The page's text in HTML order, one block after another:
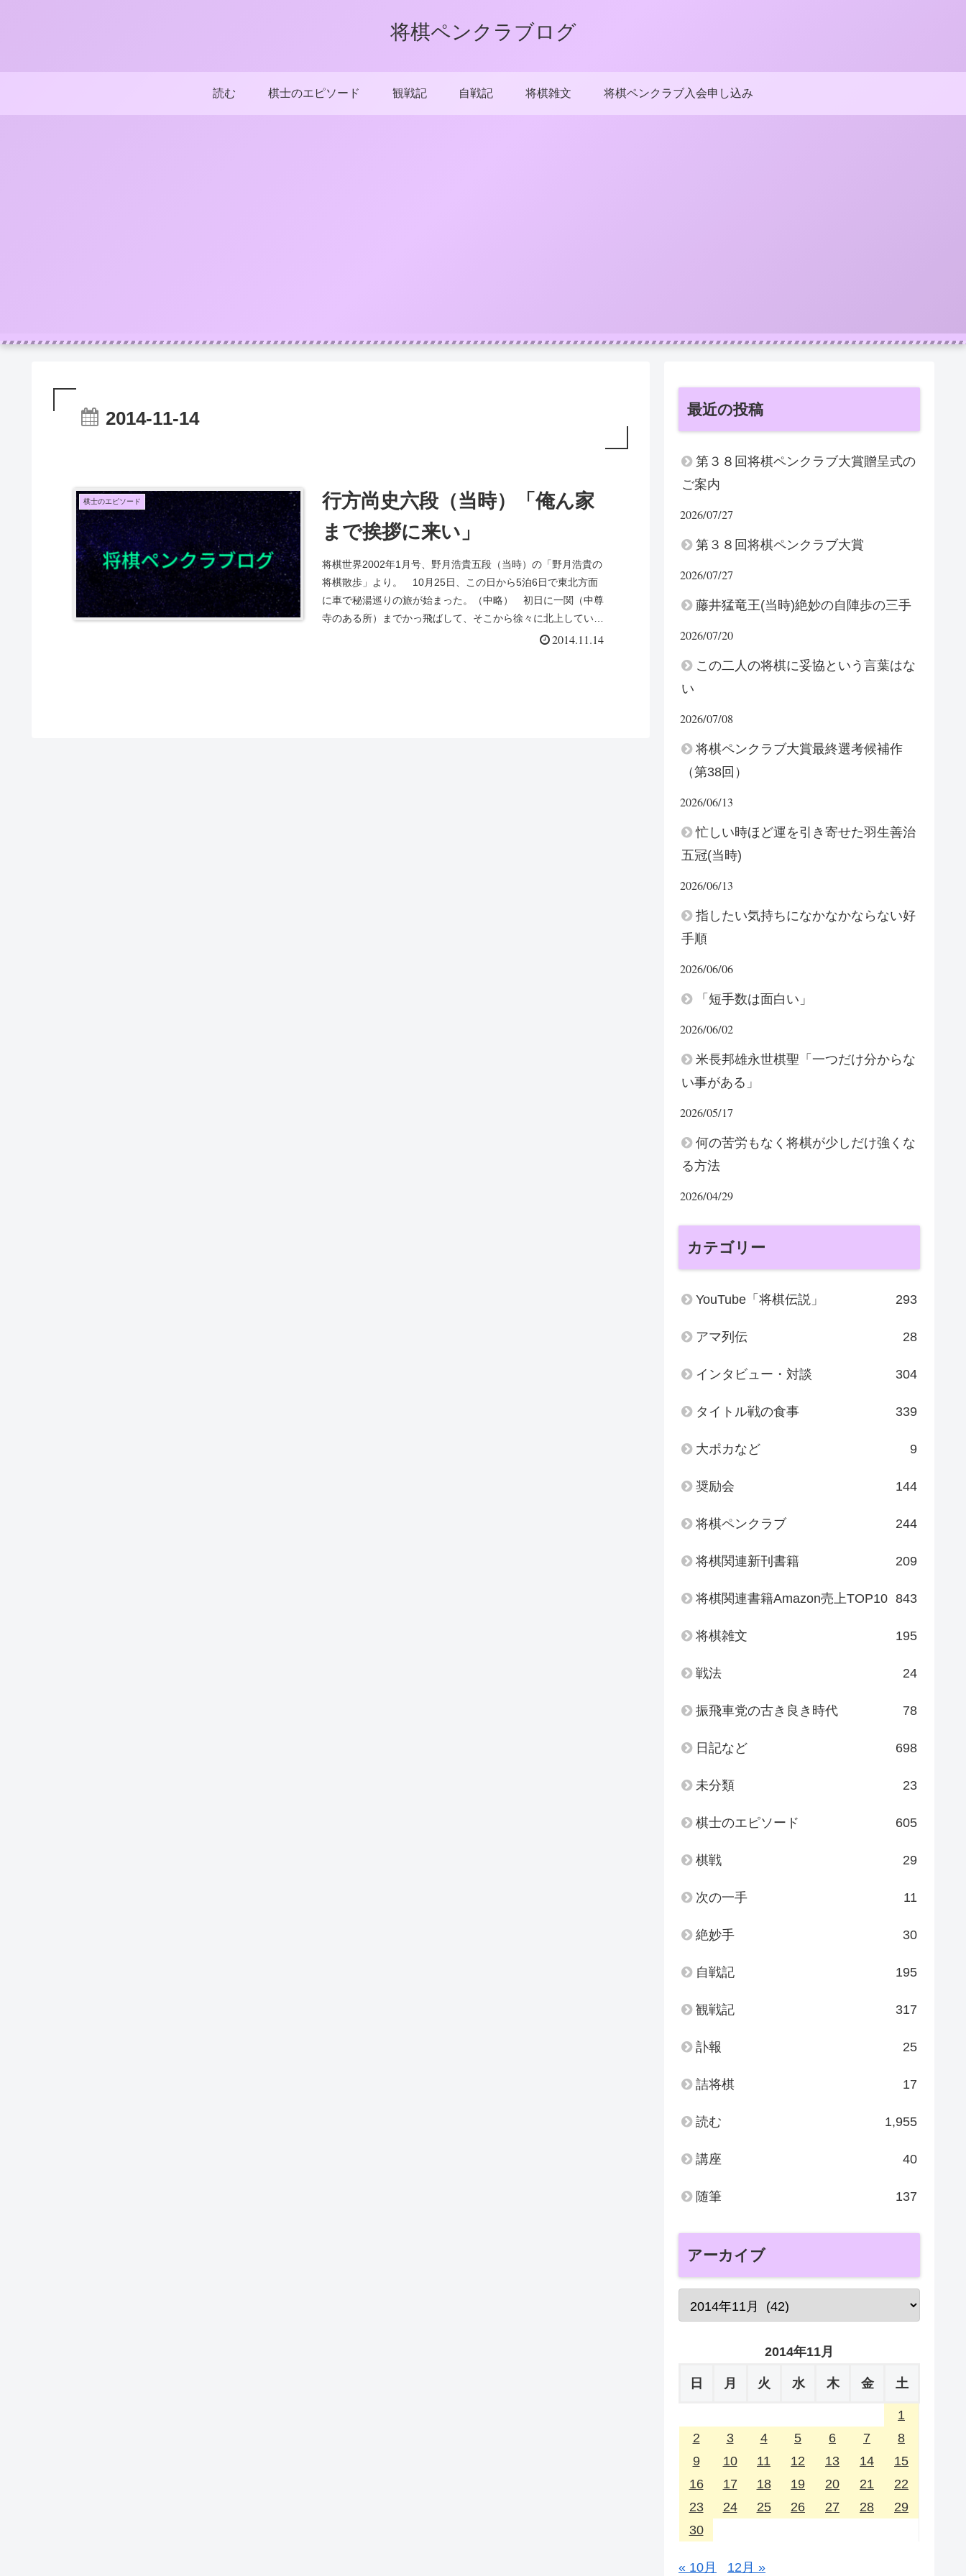
将棋ペンクラブログ
読む 棋士のエピソード 観戦記 自戦記 将棋雑文 将棋ペンクラブ入会申し込み
2014-11-14
棋士のエピソード
行方尚史六段（当時）「俺ん家
まで挨拶に来い」
将棋世界2002年1月号、野月浩貴五段（当時）の「野月浩貴の
将棋散歩」より。 10月25日、この日から5泊6日で東北方面
に車で秘湯巡りの旅が始まった。（中略） 初日に一関（中尊
寺のある所）までかっ飛ばして、そこから徐々に北上していく
2014.11.14
最近の投稿
第３８回将棋ペンクラブ大賞贈呈式の
ご案内
2026/07/27
第３８回将棋ペンクラブ大賞
2026/07/27
藤井猛竜王(当時)絶妙の自陣歩の三手
2026/07/20
この二人の将棋に妥協という言葉はな
い
2026/07/08
将棋ペンクラブ大賞最終選考候補作
（第38回）
2026/06/13
忙しい時ほど運を引き寄せた羽生善治
五冠(当時)
2026/06/13
指したい気持ちになかなかならない好
手順
2026/06/06
「短手数は面白い」
2026/06/02
米長邦雄永世棋聖「一つだけ分からな
い事がある」
2026/05/17
何の苦労もなく将棋が少しだけ強くな
る方法
2026/04/29
カテゴリー
YouTube「将棋伝説」 293
アマ列伝 28
インタビュー・対談 304
タイトル戦の食事 339
大ポカなど 9
奨励会 144
将棋ペンクラブ 244
将棋関連新刊書籍 209
将棋関連書籍Amazon売上TOP10 843
将棋雑文 195
戦法 24
振飛車党の古き良き時代 78
日記など 698
未分類 23
棋士のエピソード 605
棋戦 29
次の一手 11
絶妙手 30
自戦記 195
観戦記 317
訃報 25
詰将棋 17
読む 1,955
講座 40
随筆 137
アーカイブ
2014年11月
日 月 火 水 木 金 土
1
2
3 4 5 6 7
8
9
10 11 12 13 14
15
16
17 18 19 20 21
22
23
24 25 26 27 28
29
30
« 10月 12月 »